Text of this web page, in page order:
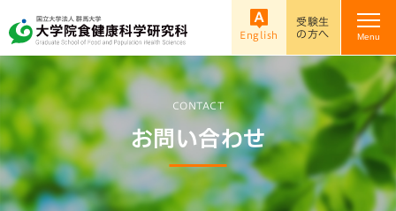
Menu
受験生
の方へ
English
CONTACT
お問い合わせ